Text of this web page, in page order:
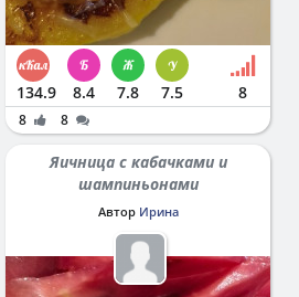
134.9 8.4 7.8 7.5 8
8 8
Яичница с кабачками и
шампиньонами
Автор Ирина